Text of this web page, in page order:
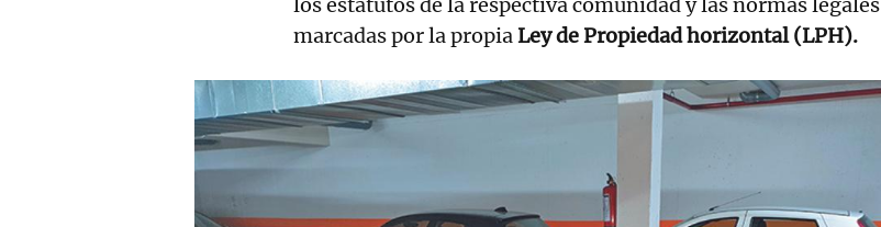
marcadas por la propiaLey de Propiedad horizontal (LPH).